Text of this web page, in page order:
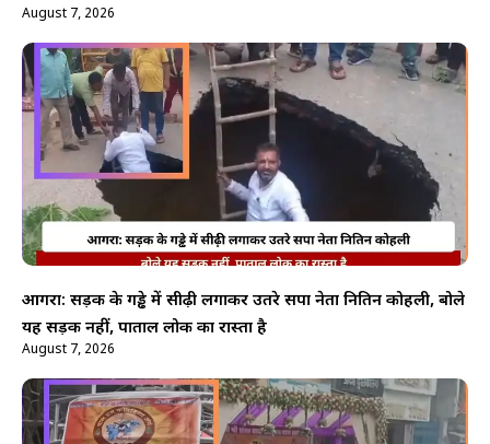
August 7, 2026
आगरा: सड़क के गड्ढे में सीढ़ी लगाकर उतरे सपा नेता नितिन कोहली, बोले
यह सड़क नहीं, पाताल लोक का रास्ता है
August 7, 2026